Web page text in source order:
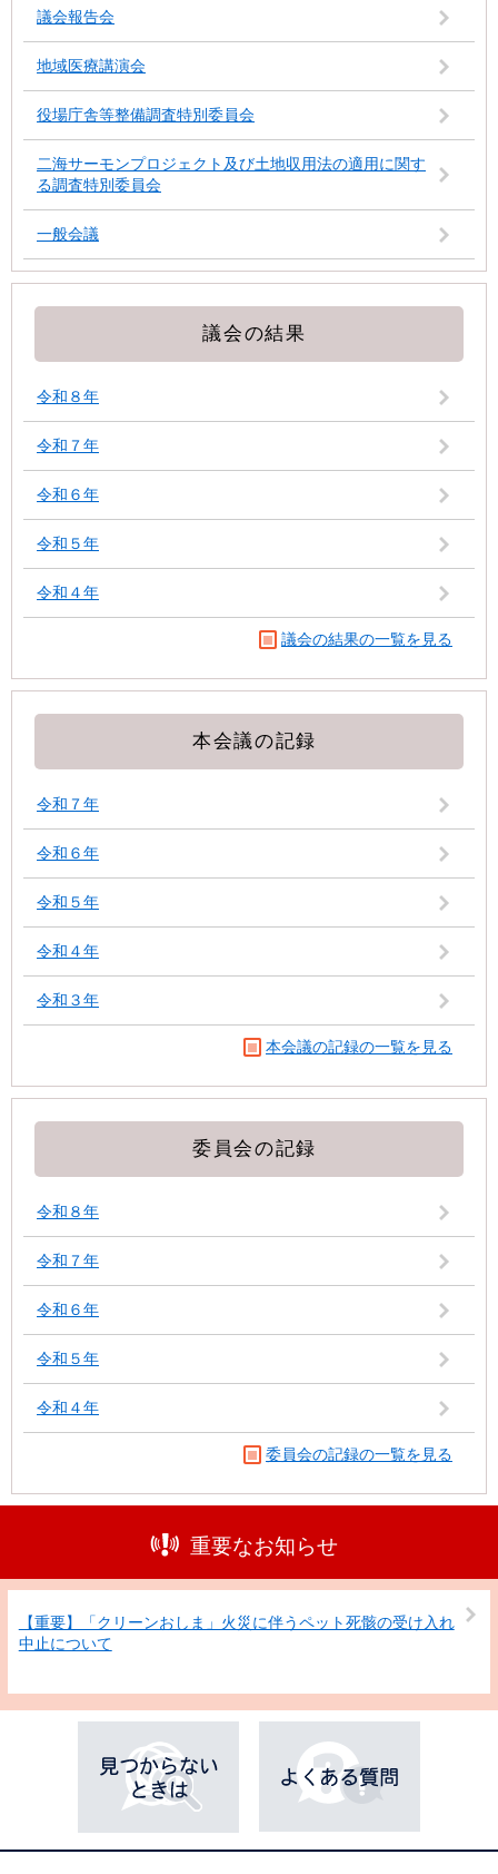
議会報告会
地域医療講演会
役場庁舎等整備調査特別委員会
二海サーモンプロジェクト及び土地収用法の適用に関す
る調査特別委員会
一般会議
議会の結果
令和８年
令和７年
令和６年
令和５年
令和４年
議会の結果の一覧を見る
本会議の記録
令和７年
令和６年
令和５年
令和４年
令和３年
本会議の記録の一覧を見る
委員会の記録
令和８年
令和７年
令和６年
令和５年
令和４年
委員会の記録の一覧を見る
重要なお知らせ
【重要】「クリーンおしま」火災に伴うペット死骸の受け入れ
中止について